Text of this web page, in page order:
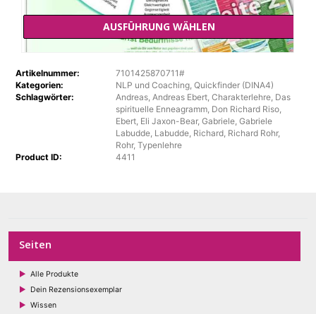
€
13,00€ –15,00€
bis
13,00 €
15,00 €
AUSFÜHRUNG WÄHLEN
Dieses
weist
mehrere
Varianten
auf.
Die
Optionen
werden
Artikelnummer:
7101425870711#
Kategorien:
NLP und Coaching, Quickfinder (DINA4)
Schlagwörter:
Andreas, Andreas Ebert, Charakterlehre, Das
spirituelle Enneagramm, Don Richard Riso,
Ebert, Eli Jaxon-Bear, Gabriele, Gabriele
Labudde, Labudde, Richard, Richard Rohr,
Rohr, Typenlehre
Product ID:
4411
Seiten
Alle Produkte
Dein Rezensionsexemplar
Wissen